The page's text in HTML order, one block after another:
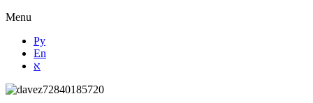
Menu
Ру
En
א